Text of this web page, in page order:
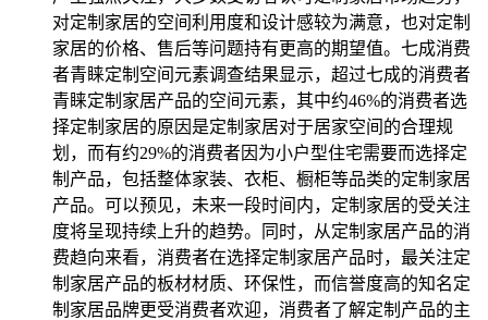
对定制家居的空间利用度和设计感较为满意，也对定制
家居的价格、售后等问题持有更高的期望值。七成消费
者青睐定制空间元素调查结果显示，超过七成的消费者
青睐定制家居产品的空间元素，其中约46%的消费者选
择定制家居的原因是定制家居对于居家空间的合理规
划，而有约29%的消费者因为小户型住宅需要而选择定
制产品，包括整体家装、衣柜、橱柜等品类的定制家居
产品。可以预见，未来一段时间内，定制家居的受关注
度将呈现持续上升的趋势。同时，从定制家居产品的消
费趋向来看，消费者在选择定制家居产品时，最关注定
制家居产品的板材材质、环保性，而信誉度高的知名定
制家居品牌更受消费者欢迎，消费者了解定制产品的主